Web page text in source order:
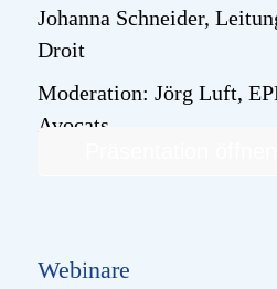
Johanna Schneider,
Droit
Moderation: Jörg Luft,
Avocats
Webinare